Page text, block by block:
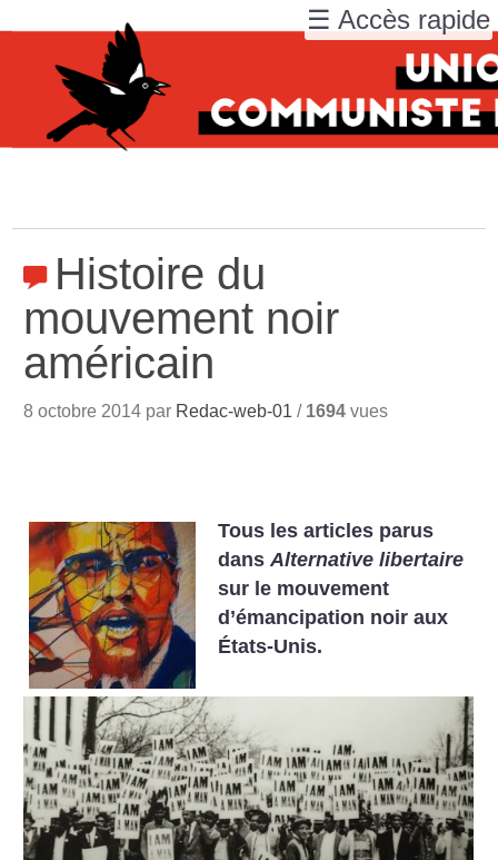
Histoire du
mouvement noir
américain
8 octobre 2014 par Redac-web-01 / 1694 vues
Tous les articles parus
dansAlternative libertaire
sur le mouvement
d’émancipation noir aux
États-Unis.
☰ Accès rapide